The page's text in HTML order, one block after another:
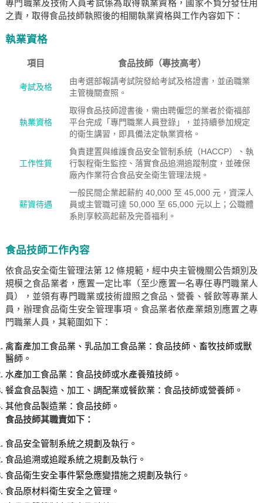
專門職業及技術人員考試係為取得執業資格，國家不負分發任用
之責，取得食品技師執照後的相關執業資格與工作內容如下：
執業資格
項目 食品技師（專技高考）
考試及格
由考選部報請考試院發給考試及格證書，並函職業
主管機關查照。
執業資格
取得食品技師證書後，需由聘僱您的業者於衛福部
平台完成「專門職業人員登錄」，並持續參加規定
的衛生講習，即具備法定執業資格。
工作性質
負責建置與維護食品安全管制系統（HACCP）、執
行製程衛生監控、落實食品追溯追蹤制度，並確保
廠內作業符合食品安全衛生管理法規。
薪資待遇
一般民間企業起薪約 40,000 至 45,000 元，資深人
員或主管職可達 50,000 至 65,000 元以上；公職體
系則享較高起薪及完善福利。
食品技師工作內容
依食品安全衛生管理法第 12 條規範，經中央主管機關公告類別及
規模之食品業者，應置一定比率（至少應置一名專任專門職業人
員），並領有專門職業或技術證照之食品、營養、餐飲等專業人
員，辦理食品衛生安全管理事項。食品業者依產業類別應置之專
門職業人員，其範圍如下：
禽畜產加工食品業、乳品加工食品業：食品技師、畜牧技師或獸
醫師。
水產加工食品業：食品技師或水產養殖技師。
餐盒食品製造、加工、調配業或餐飲業：食品技師或營養師。
其他食品製造業：食品技師。
食品技師其職責如下：
食品安全管制系統之規劃及執行。
食品追溯或追蹤系統之規劃及執行。
食品衛生安全事件緊急應變措施之規劃及執行。
食品原材料衛生安全之管理。